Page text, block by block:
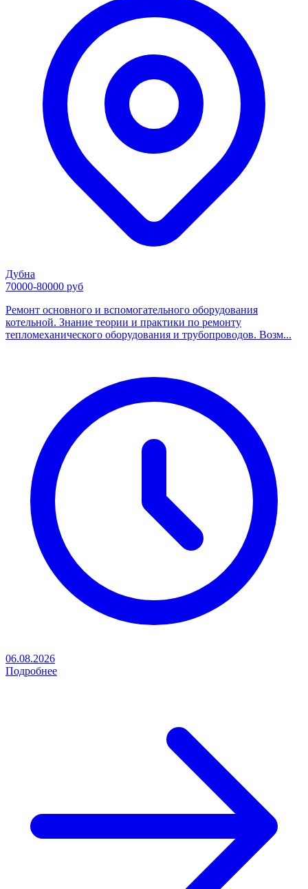
Дубна
70000-80000 руб
Ремонт основного и вспомогательного оборудования
котельной. Знание теории и практики по ремонту
тепломеханического оборудования и трубопроводов. Возм...
06.08.2026
Подробнее